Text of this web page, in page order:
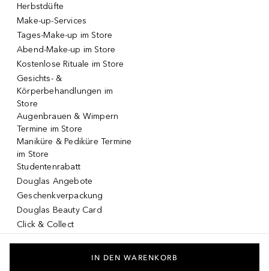
Herbstdüfte
Make-up-Services
Tages-Make-up im Store
Abend-Make-up im Store
Kostenlose Rituale im Store
Gesichts- &
Körperbehandlungen im
Store
Augenbrauen & Wimpern
Termine im Store
Maniküre & Pediküre Termine
im Store
Studentenrabatt
Douglas Angebote
Geschenkverpackung
Douglas Beauty Card
Click & Collect
IN DEN WARENKORB